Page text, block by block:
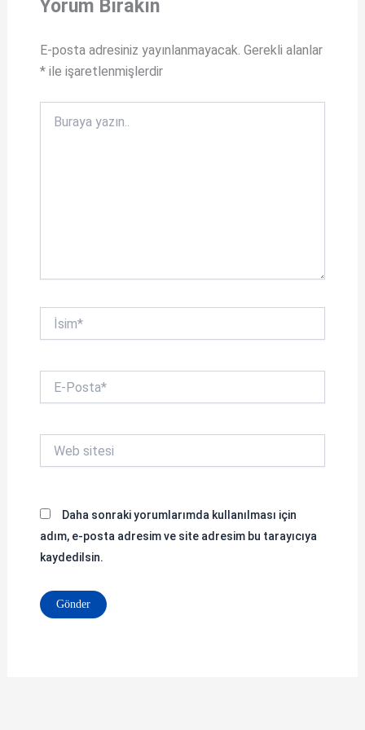
p
k
Yorum Bırakın
E-posta adresiniz yayınlanmayacak. Gerekli alanlar
*ile işaretlenmişlerdir
yazın..
İsim*
Posta*
sitesi
Daha sonraki yorumlarımda kullanılması için
adım, e-posta adresim ve site adresim bu tarayıcıya
kaydedilsin.